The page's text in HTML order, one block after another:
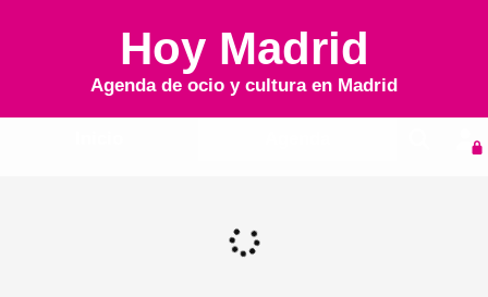
Hoy Madrid
Agenda de ocio y cultura en Madrid